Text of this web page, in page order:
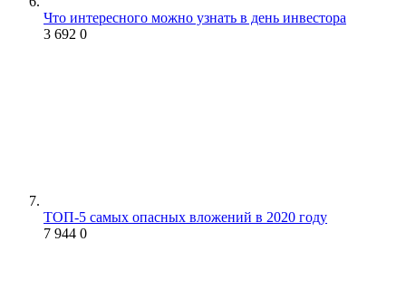
Что интересного можно узнать в день инвестора
3 692 0
ТОП-5 самых опасных вложений в 2020 году
7 944 0